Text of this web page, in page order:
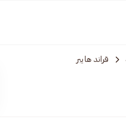
قراند هايبر